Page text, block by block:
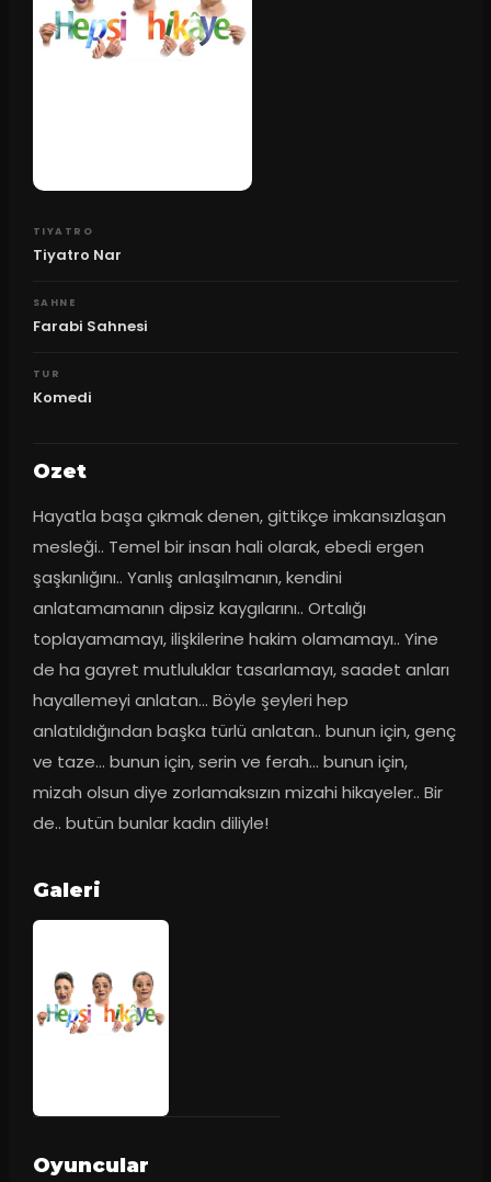
TIYATRO
Tiyatro Nar
SAHNE
Farabi Sahnesi
TUR
Komedi
Ozet
Hayatla başa çıkmak denen, gittikçe imkansızlaşan
mesleği.. Temel bir insan hali olarak, ebedi ergen
şaşkınlığını.. Yanlış anlaşılmanın, kendini
anlatamamanın dipsiz kaygılarını.. Ortalığı
toplayamamayı, ilişkilerine hakim olamamayı.. Yine
de ha gayret mutluluklar tasarlamayı, saadet anları
hayallemeyi anlatan... Böyle şeyleri hep
anlatıldığından başka türlü anlatan.. bunun için, genç
ve taze... bunun için, serin ve ferah... bunun için,
mizah olsun diye zorlamaksızın mizahi hikayeler.. Bir
de.. butün bunlar kadın diliyle!
Galeri
Oyuncular